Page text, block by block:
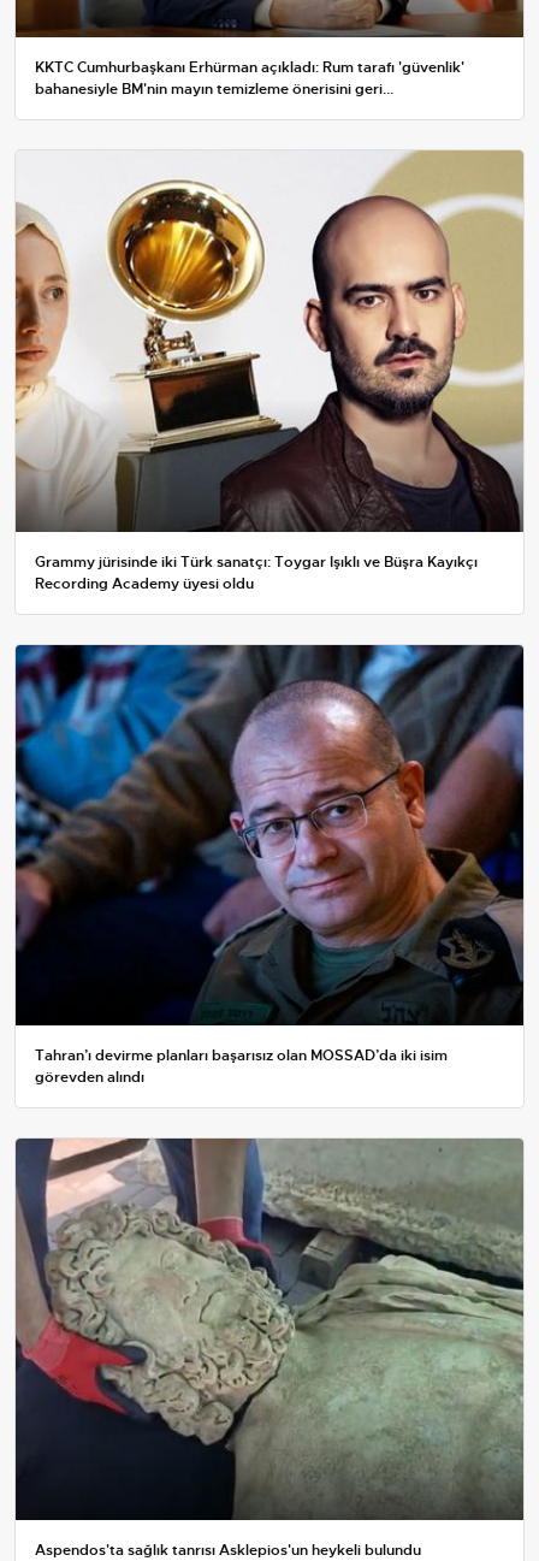
KKTC Cumhurbaşkanı Erhürman açıkladı: Rum tarafı 'güvenlik'
bahanesiyle BM'nin mayın temizleme önerisini geri...
Grammy jürisinde iki Türk sanatçı: Toygar Işıklı ve Büşra Kayıkçı
Recording Academy üyesi oldu
Tahran’ı devirme planları başarısız olan MOSSAD’da iki isim
görevden alındı
Aspendos'ta sağlık tanrısı Asklepios'un heykeli bulundu